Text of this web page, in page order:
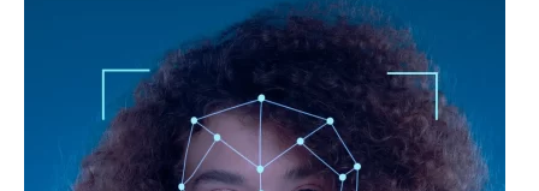
APRENDER
COM
O
TIKTOK
SHOP?